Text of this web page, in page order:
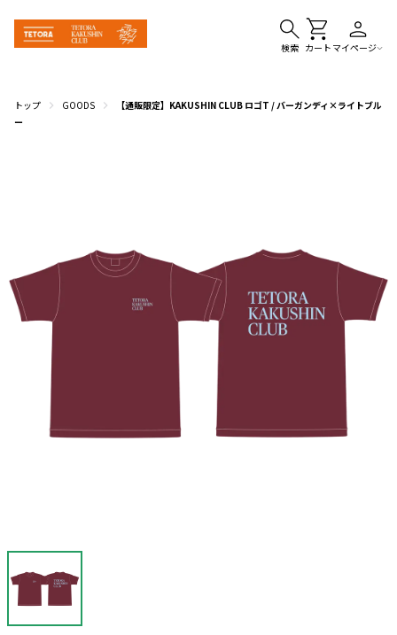
検索 カート マイページ
トップ GOODS
【通販限定】KAKUSHIN CLUB ロゴT / バーガンディ×ライトブル
ー